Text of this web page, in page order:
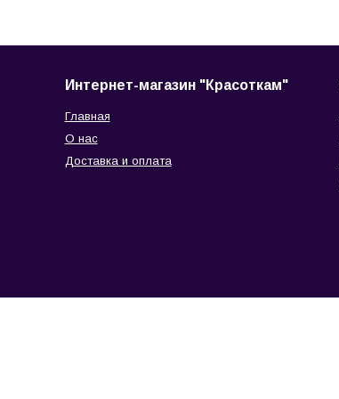
Интернет-магазин "Красоткам"
Главная
О нас
Доставка и оплата